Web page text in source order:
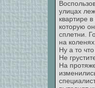
улицах
квартире
которую
сплетни.
на
Ну а то
Не
На